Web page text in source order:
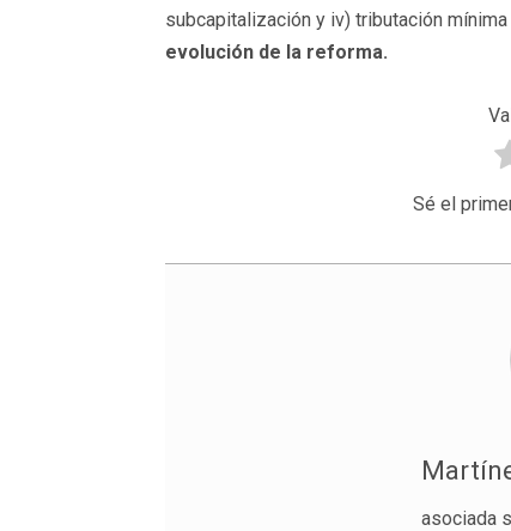
subcapitalización y iv) tributación
evolución de la reforma.
Sé el
asociada